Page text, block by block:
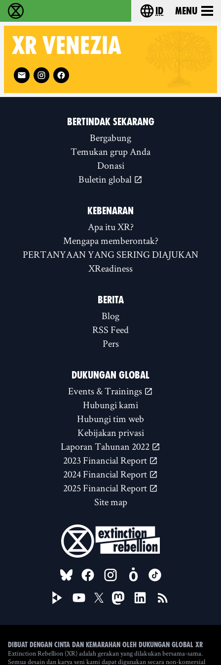
Extinction Rebellion (XR–Pemberontakan
Choose your
id Menu
XR VENEZIA
Follow XR Venezia on
BERTINDAK SEKARANG
Bergabung
Temukan grup Anda
Donasi
Buletin global
KEBENARAN
Apa itu XR?
Mengapa memberontak?
PERTANYAAN YANG SERING DIAJUKAN
XReadiness
BERITA
Blog
RSS Feed
Pers
DUKUNGAN GLOBAL
Events & Trainings
Hubungi kami
Hubungi tim web
Kebijakan privasi
Laporan Tahunan 2022
2023 Financial Report
2024 Financial Report
2025 Financial Report
Site map
FOLLOW US ON
Dibuat dengan cinta dan kemarahan oleh Dukungan Global XR
Extinction Rebellion (XR) adalah gerakan yang dilakukan bersama-sama.
Semua desain dan karya seni kami dapat digunakan secara non-komersial